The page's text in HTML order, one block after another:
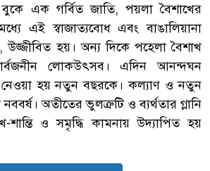
বুকে এক গর্বিত জাতি, পয়লা বৈশাখের
এই স্বাজাত্যবোধ এবং বাঙালিয়ানা
উজ্জীবিত হয়। অন্য দিকে পহেলা বৈশাখ
লোকউৎসব। এদিন আনন্দঘন
হয় নতুন বছরকে। কল্যাণ ও নতুন
অতীতের ভুলত্রুটি ও ব্যর্থতার গ্লানি
ও সমৃদ্ধি কামনায় উদ্যাপিত হয়